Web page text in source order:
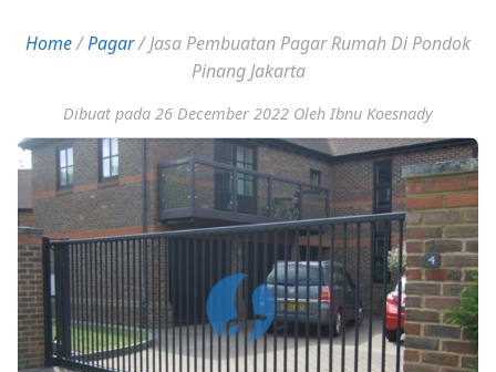
Home/Pagar/Jasa Pembuatan Pagar Rumah Di Pondok
Pinang Jakarta
Dibuat pada 26 December 2022 Oleh Ibnu Koesnady